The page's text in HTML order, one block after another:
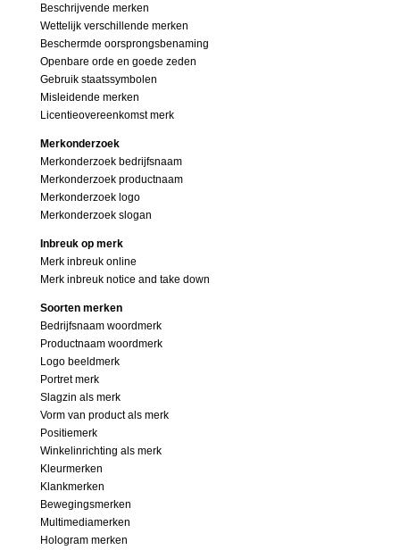
Beschrijvende merken
Wettelijk verschillende merken
Beschermde oorsprongsbenaming
Openbare orde en goede zeden
Gebruik staatssymbolen
Misleidende merken
Licentieovereenkomst merk
Merkonderzoek
Merkonderzoek bedrijfsnaam
Merkonderzoek productnaam
Merkonderzoek logo
Merkonderzoek slogan
Inbreuk op merk
Merk inbreuk online
Merk inbreuk notice and take down
Soorten merken
Bedrijfsnaam woordmerk
Productnaam woordmerk
Logo beeldmerk
Portret merk
Slagzin als merk
Vorm van product als merk
Positiemerk
Winkelinrichting als merk
Kleurmerken
Klankmerken
Bewegingsmerken
Multimediamerken
Hologram merken